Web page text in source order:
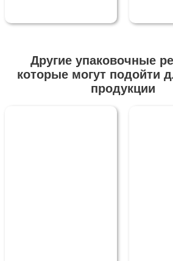
Другие упаковочные
которые могут подойти
продукции